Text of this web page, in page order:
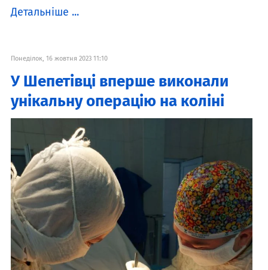
Детальніше ...
Понеділок, 16 жовтня 2023 11:10
У Шепетівці вперше виконали
унікальну операцію на коліні